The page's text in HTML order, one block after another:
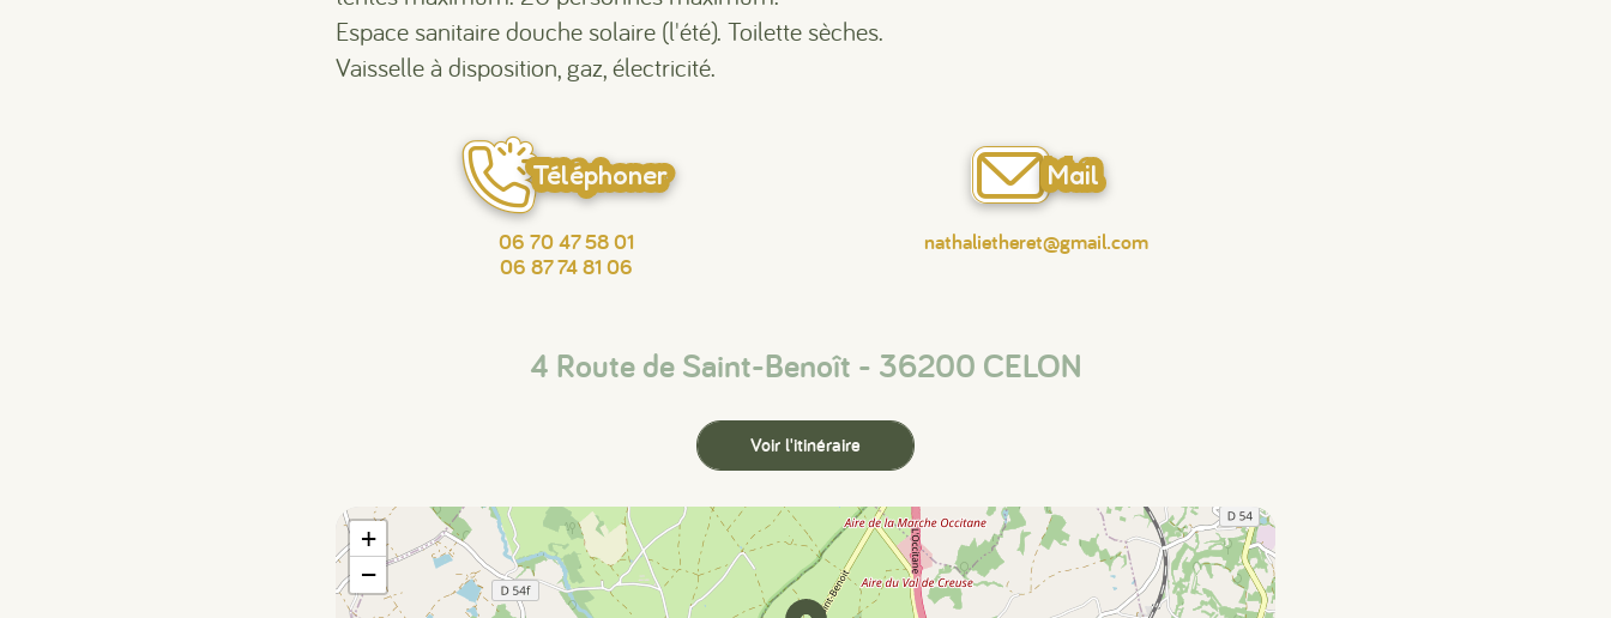
Espace sanitaire douche solaire (l'été). Toilette sèches.
Vaisselle à disposition, gaz, électricité.
Téléphoner
06 70 47 58 01
06 87 74 81 06
Mail
nathalietheret@gmail.com
4 Route de Saint-Benoît - 36200 CELON
Voir l'itinéraire
+
−